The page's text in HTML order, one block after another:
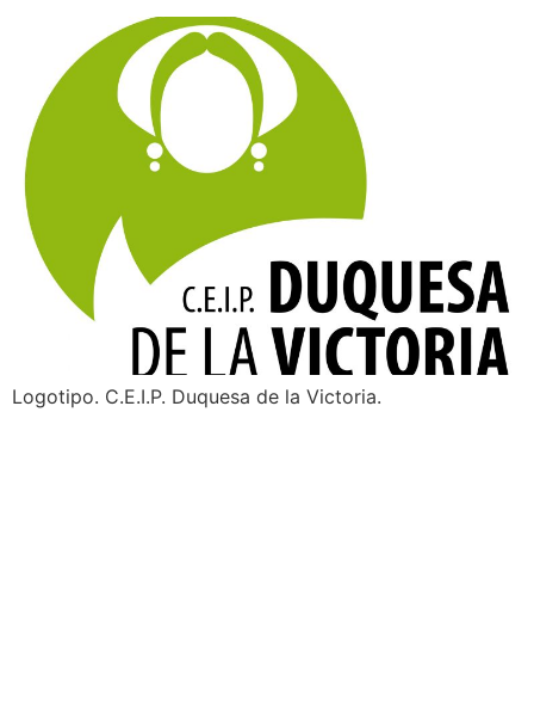
Logotipo. C.E.I.P. Duquesa de la Victoria.